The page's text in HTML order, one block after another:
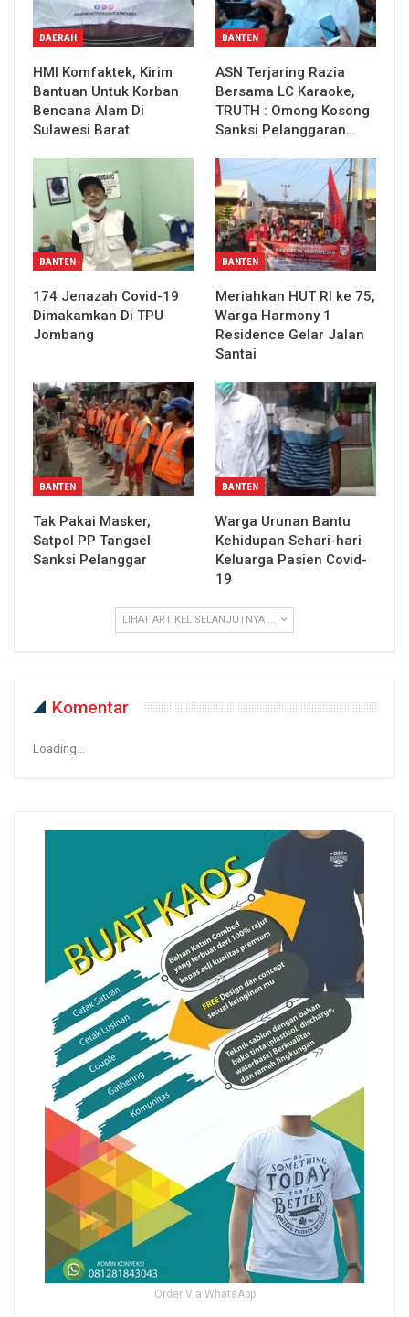
DAERAH
HMI Komfaktek, Kirim
Bantuan Untuk Korban
Bencana Alam Di
Sulawesi Barat
BANTEN
ASN Terjaring Razia
Bersama LC Karaoke,
TRUTH : Omong Kosong
Sanksi Pelanggaran…
BANTEN
174 Jenazah Covid-19
Dimakamkan Di TPU
Jombang
BANTEN
Meriahkan HUT RI ke 75,
Warga Harmony 1
Residence Gelar Jalan
Santai
BANTEN
Tak Pakai Masker,
Satpol PP Tangsel
Sanksi Pelanggar
BANTEN
Warga Urunan Bantu
Kehidupan Sehari-hari
Keluarga Pasien Covid-
19
LIHAT ARTIKEL SELANJUTNYA ...
Komentar
Loading...
Order Via WhatsApp